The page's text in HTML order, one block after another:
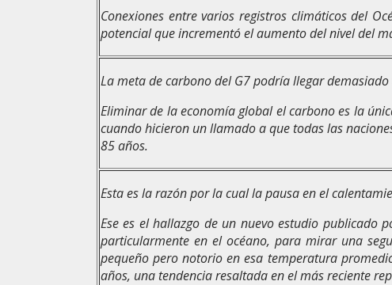
Conexiones entre varios registros climáticos del
potencial que incrementó el aumento del nivel del
La meta de carbono del G7 podría llegar
Eliminar de la economía global el carbono es la
cuando hicieron un llamado a que todas las
85 años.
Esta es la razón por la cual la pausa en el
Ese es el hallazgo de un nuevo estudio publicado
particularmente en el océano, para mirar una
pequeño pero notorio en esa temperatura
años, una tendencia resaltada en el más reciente